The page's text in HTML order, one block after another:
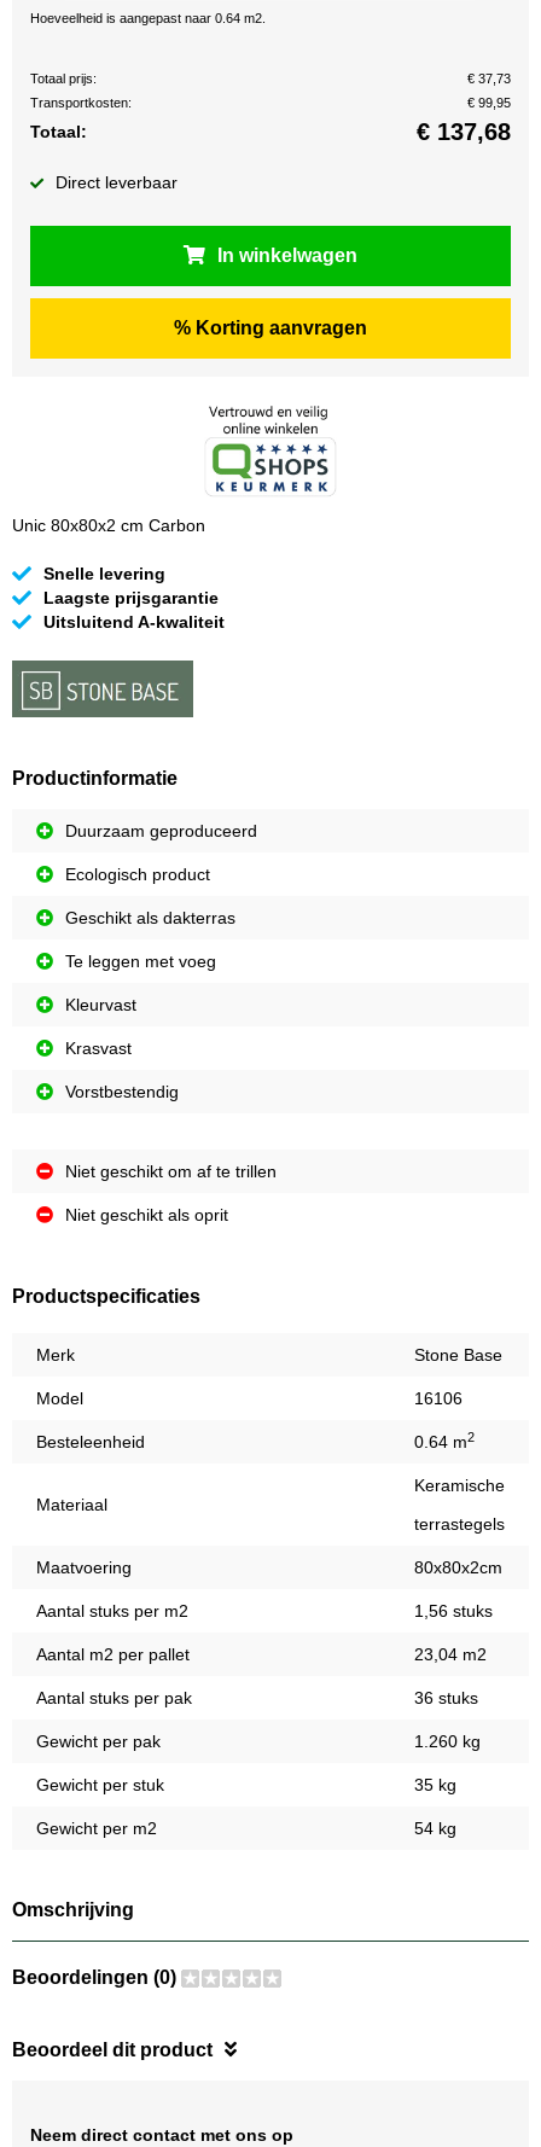
Hoeveelheid is aangepast naar 0.64 m2.
Totaal prijs:
€ 37,73
Transportkosten:
€ 99,95
Totaal: € 137,68
Direct leverbaar
In winkelwagen
% Korting aanvragen
Unic 80x80x2 cm Carbon
Snelle levering
Laagste prijsgarantie
Uitsluitend A-kwaliteit
Productinformatie
Duurzaam geproduceerd
Ecologisch product
Geschikt als dakterras
Te leggen met voeg
Kleurvast
Krasvast
Vorstbestendig
Niet geschikt om af te trillen
Niet geschikt als oprit
Productspecificaties
Merk Stone Base
Model 16106
Besteleenheid 0.64 m2
Materiaal
Keramische
terrastegels
Maatvoering 80x80x2cm
Aantal stuks per m2 1,56 stuks
Aantal m2 per pallet 23,04 m2
Aantal stuks per pak 36 stuks
Gewicht per pak 1.260 kg
Gewicht per stuk 35 kg
Gewicht per m2 54 kg
Omschrijving
Beoordelingen (0)
Beoordeel dit product
Neem direct contact met ons op